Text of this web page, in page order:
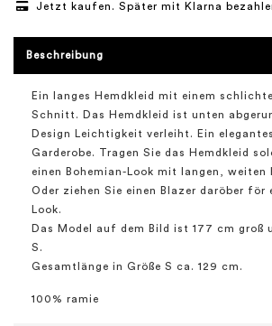
Jetzt kaufen. Später mit Klarna
Beschreibung
Ein langes Hemdkleid mit einem
Schnitt. Das Hemdkleid ist unten
Design Leichtigkeit verleiht. Ein
Garderobe. Tragen Sie das Hemdkleid
einen Bohemian-Look mit langen, weiten
Oder ziehen Sie einen Blazer daröber för
Look.
Das Model auf dem Bild ist 177 cm groß
S.
Gesamtlänge in Größe S ca. 129 cm.
100% ramie